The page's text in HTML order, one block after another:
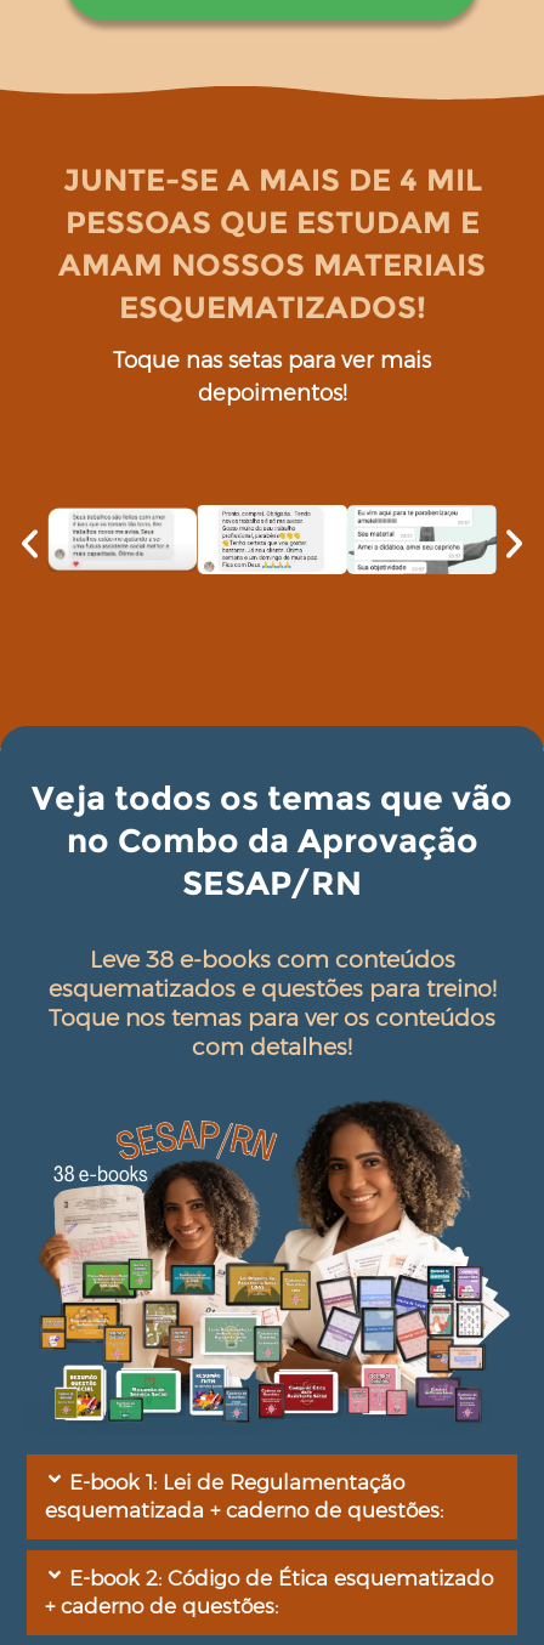
JUNTE-SE A MAIS DE 4 MIL
PESSOAS QUE ESTUDAM E
AMAM NOSSOS MATERIAIS
ESQUEMATIZADOS!
Toque nas setas para ver mais
depoimentos!
Veja todos os temas que vão
no Combo da Aprovação
SESAP/RN
Leve 38 e-books com conteúdos
esquematizados e questões para treino!
Toque nos temas para ver os conteúdos
com detalhes!
E-book 1: Lei de Regulamentação
esquematizada + caderno de questões:
E-book 2: Código de Ética esquematizado
+ caderno de questões: